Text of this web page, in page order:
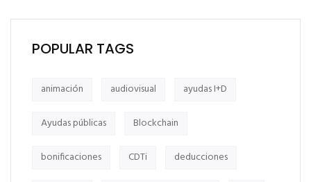
POPULAR TAGS
animación audiovisual ayudas I+D
Ayudas públicas Blockchain
bonificaciones CDTi deducciones